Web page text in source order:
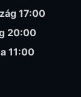
17:00
20:00
11:00